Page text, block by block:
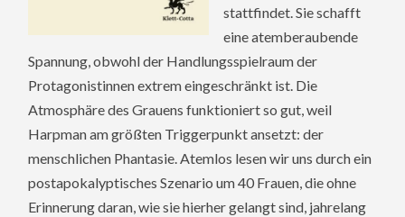
stattfindet. Sie schafft
eine atemberaubende
Spannung, obwohl der Handlungsspielraum der
Protagonistinnen extrem eingeschränkt ist. Die
Atmosphäre des Grauens funktioniert so gut, weil
Harpman am größten Triggerpunkt ansetzt: der
menschlichen Phantasie. Atemlos lesen wir uns durch ein
postapokalyptisches Szenario um 40 Frauen, die ohne
Erinnerung daran, wie sie hierher gelangt sind, jahrelang